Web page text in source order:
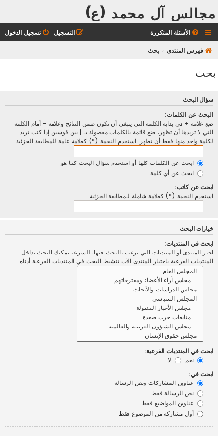
مجالس آل محمد (ع)
الأسئلة المتكررة تسجيل الدخول التسجيل
فهرس المنتدى بحث
بحث
سؤال البحث
البحث عن الكلمات:
ضع علامة + في بداية الكلمة التي ينبغي أن تكون ضمن النتائج وعلامة - أمام الكلمة
التي لا تريدها أن تظهر، ضع قائمة بالكلمات مفصولة بـ
بين قوسين إذا كنت تريد
لكلمة واحد منها فقط أن تظهر. استخدم النجمة (*) كعلامة عامة للمطابقة الجزئية
ابحث عن الكلمات كلها أو استخدم سؤال البحث كما هو
ابحث عن أي كلمة
ابحث عن كاتب:
استخدم النجمة (*) كعلامة شاملة للمطابقة الجزئية
خيارات البحث
ابحث في المنتديات:
اختر المنتدى أو المنتديات التي ترغب بالبحث فيها، للسرعة يمكنك البحث بداخل
المنتديات الفرعية باختيار المنتدى الأب تنشيط البحث في المنتديات الفرعية أدناه
ابحث في المنتديات الفرعية:
نعم
لا
ابحث في:
عناوين المشاركات ونص الرسالة
نص الرسالة فقط
عناوين المواضيع فقط
أول مشاركة من الموضوع فقط